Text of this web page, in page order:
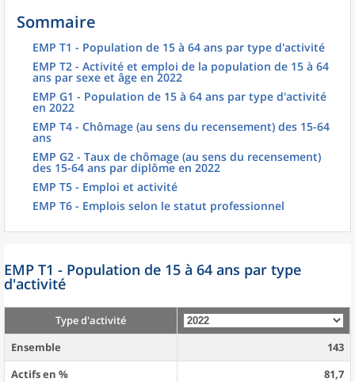
Sommaire
EMP T1 - Population de 15 à 64 ans par type d'activité
EMP T2 - Activité et emploi de la population de 15 à 64
ans par sexe et âge en 2022
EMP G1 - Population de 15 à 64 ans par type d'activité
en 2022
EMP T4 - Chômage (au sens du recensement) des 15-64
ans
EMP G2 - Taux de chômage (au sens du recensement)
des 15-64 ans par diplôme en 2022
EMP T5 - Emploi et activité
EMP T6 - Emplois selon le statut professionnel
EMP T1 - Population de 15 à 64 ans par type
d'activité
Type d'activité
Ensemble
143
Actifs en %
81,7